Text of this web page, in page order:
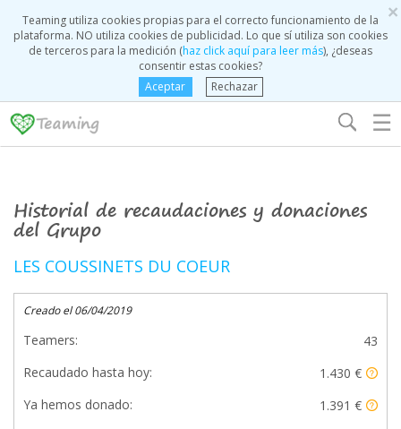
×
Teaming utiliza cookies propias para el correcto funcionamiento de la
plataforma. NO utiliza cookies de publicidad. Lo que sí utiliza son cookies
de terceros para la medición (haz click aquí para leer más), ¿deseas
consentir estas cookies?
Aceptar
Rechazar
☰
Historial de recaudaciones y donaciones
del Grupo
LES COUSSINETS DU COEUR
Creado el 06/04/2019
Teamers:
43
Recaudado hasta hoy:
1.430 €
Ya hemos donado:
1.391 €